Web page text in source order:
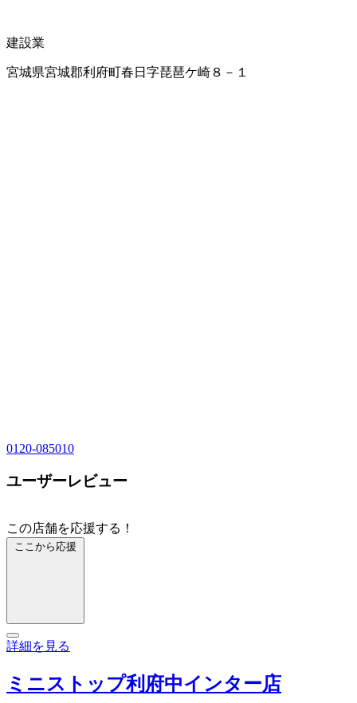
建設業
宮城県宮城郡利府町春日字琵琶ケ崎８－１
0120-085010
ユーザーレビュー
この店舗を応援する！
ここから応援
詳細を見る
ミニストップ利府中インター店